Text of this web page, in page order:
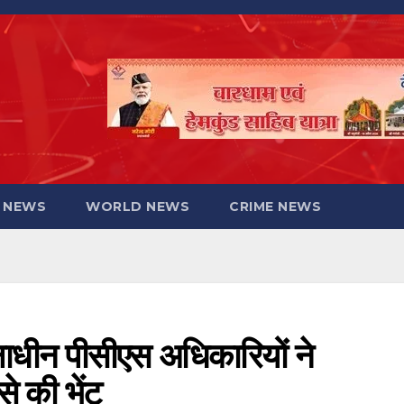
WORLD NEWS CRIME NEWS
पीसीएस अधिकारियों ने
की भेंट